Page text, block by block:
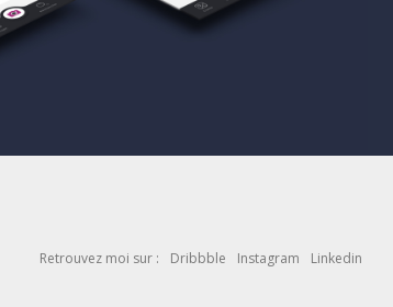
Retrouvez moi sur : Dribbble Instagram Linkedin